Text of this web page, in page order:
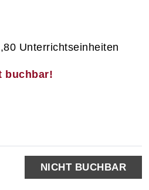
Unterrichtseinheiten
buchbar!
NICHT BUCHBAR